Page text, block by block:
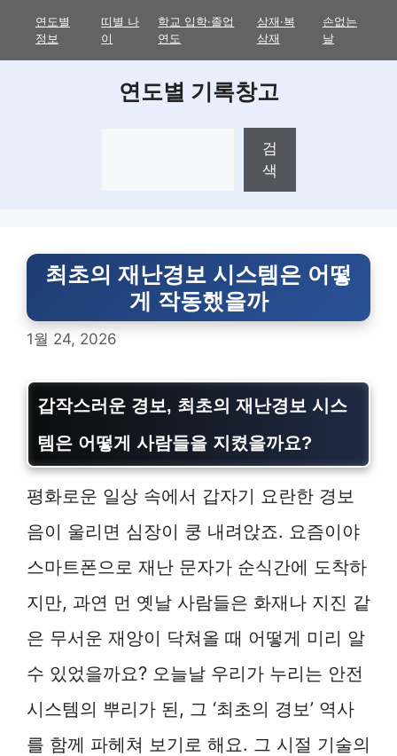
연도별
정보
띠별 나
이
학교 입학·졸업
연도
삼재·복
삼재
손없는
날
연도별 기록창고
검
색
최초의 재난경보 시스템은 어떻
게 작동했을까
1월 24, 2026
갑작스러운 경보, 최초의 재난경보 시스
템은 어떻게 사람들을 지켰을까요?
평화로운 일상 속에서 갑자기 요란한 경보
음이 울리면 심장이 쿵 내려앉죠. 요즘이야
스마트폰으로 재난 문자가 순식간에 도착하
지만, 과연 먼 옛날 사람들은 화재나 지진 같
은 무서운 재앙이 닥쳐올 때 어떻게 미리 알
수 있었을까요? 오늘날 우리가 누리는 안전
시스템의 뿌리가 된, 그 ‘최초의 경보’ 역사
를 함께 파헤쳐 보기로 해요. 그 시절 기술의